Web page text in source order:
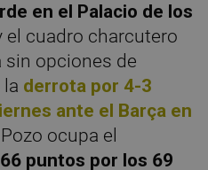
en el Palacio de los
el cuadro charcutero
sin opciones de
derrota por 4-3
ante el Barça en
ocupa el
puntos por los 69